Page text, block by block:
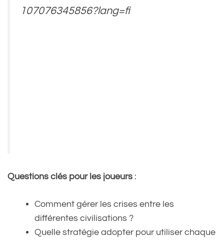
107076345856?lang=fi
Questions clés pour les joueurs :
Comment gérer les crises entre les
différentes civilisations ?
Quelle stratégie adopter pour utiliser chaque